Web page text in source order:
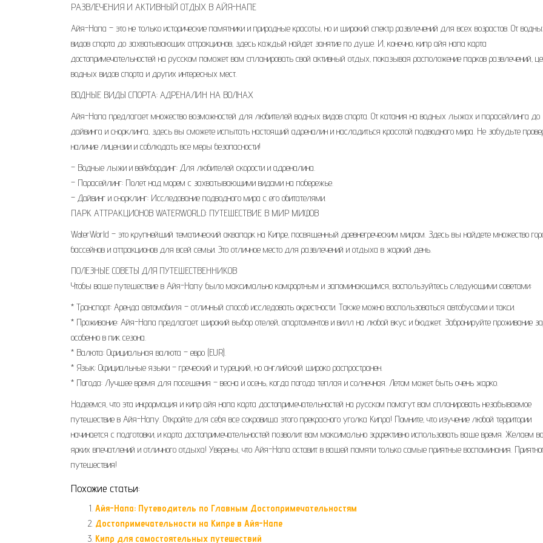
РАЗВЛЕЧЕНИЯ И АКТИВНЫЙ ОТДЫХ В АЙЯ-НАПЕ
Айя-Напа – это не только исторические памятники и природные красоты‚ но и широкий спектр развлечений для всех возрастов. От
видов спорта до захватывающих аттракционов‚ здесь каждый найдет занятие по душе. И‚ конечно‚ кипр айя напа карта
достопримечательностей на русском поможет вам спланировать свой активный отдых‚ показывая расположение парков развлечений‚
водных видов спорта и других интересных мест.
ВОДНЫЕ ВИДЫ СПОРТА: АДРЕНАЛИН НА ВОЛНАХ
Айя-Напа предлагает множество возможностей для любителей водных видов спорта. От катания на водных лыжах и парасейлинга до
дайвинга и снорклинга‚ здесь вы сможете испытать настоящий адреналин и насладиться красотой подводного мира. Не забудьте
наличие лицензии и соблюдать все меры безопасности!
– Водные лыжи и вейкбординг: Для любителей скорости и адреналина.
– Парасейлинг: Полет над морем с захватывающими видами на побережье.
– Дайвинг и снорклинг: Исследование подводного мира с его обитателями.
ПАРК АТТРАКЦИОНОВ WATERWORLD: ПУТЕШЕСТВИЕ В МИР МИФОВ
WaterWorld – это крупнейший тематический аквапарк на Кипре‚ посвященный древнегреческим мифам. Здесь вы найдете множество
бассейнов и аттракционов для всей семьи. Это отличное место для развлечений и отдыха в жаркий день.
ПОЛЕЗНЫЕ СОВЕТЫ ДЛЯ ПУТЕШЕСТВЕННИКОВ
Чтобы ваше путешествие в Айя-Напу было максимально комфортным и запоминающимся‚ воспользуйтесь следующими советами:
* Транспорт: Аренда автомобиля – отличный способ исследовать окрестности. Также можно воспользоваться автобусами и такси.
* Проживание: Айя-Напа предлагает широкий выбор отелей‚ апартаментов и вилл на любой вкус и бюджет. Забронируйте проживание
особенно в пик сезона.
* Валюта: Официальная валюта – евро (EUR).
* Язык: Официальные языки – греческий и турецкий‚ но английский широко распространен.
* Погода: Лучшее время для посещения – весна и осень‚ когда погода теплая и солнечная. Летом может быть очень жарко.
Надеемся‚ что эта информация и кипр айя напа карта достопримечательностей на русском помогут вам спланировать незабываемое
путешествие в Айя-Напу. Откройте для себя все сокровища этого прекрасного уголка Кипра! Помните‚ что изучение любой территории
начинается с подготовки‚ и карта достопримечательностей позволит вам максимально эффективно использовать ваше время. Желаем
ярких впечатлений и отличного отдыха! Уверены‚ что Айя-Напа оставит в вашей памяти только самые приятные воспоминания.
путешествия!
Похожие статьи:
Айя-Напа: Путеводитель по Главным Достопримечательностям
Достопримечательности на Кипре в Айя-Напе
Кипр для самостоятельных путешествий